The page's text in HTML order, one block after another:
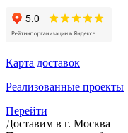
Карта доставок
Реализованные проекты
Перейти
Доставим в г. Москва